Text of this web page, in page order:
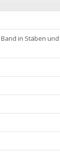
in Stäben